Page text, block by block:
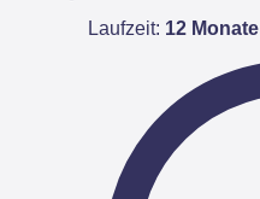
Laufzeit: 12 Monate